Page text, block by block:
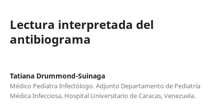
Lectura interpretada del
antibiograma
Tatiana Drummond-Suinaga
Médico Pediatra Infectólogo. Adjunto Departamento de Pediatría
Médica Infecciosa, Hospital Universitario de Caracas, Venezuela.